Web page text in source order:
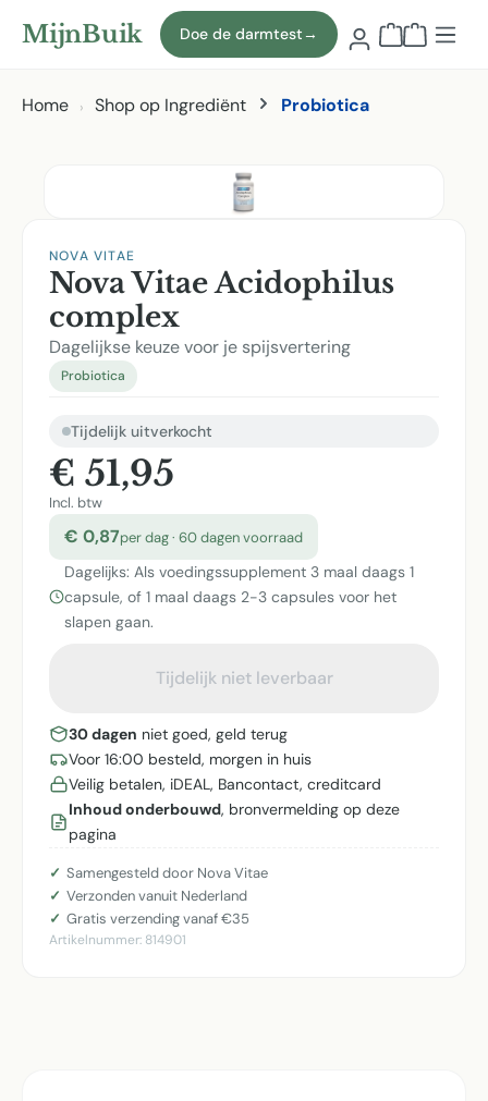
Naar hoofdinhoud
MijnBuik Doe de darmtest→
Home Shop op Ingrediënt Probiotica
NOVA VITAE
Nova Vitae Acidophilus
complex
Dagelijkse keuze voor je spijsvertering
Probiotica
Tijdelijk uitverkocht
€ 51,95
Incl. btw
€ 0,87per dag · 60 dagen voorraad
Dagelijks: Als voedingssupplement 3 maal daags 1
capsule, of 1 maal daags 2-3 capsules voor het
slapen gaan.
Tijdelijk niet leverbaar
30 dagen niet goed, geld terug
Voor 16:00 besteld, morgen in huis
Veilig betalen, iDEAL, Bancontact, creditcard
Inhoud onderbouwd, bronvermelding op deze
pagina
Samengesteld door Nova Vitae
Verzonden vanuit Nederland
Gratis verzending vanaf €35
Artikelnummer: 814901